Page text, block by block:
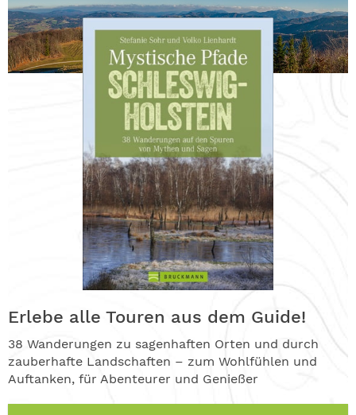
Erlebe alle Touren aus dem Guide!
38 Wanderungen zu sagenhaften Orten und durch
zauberhafte Landschaften – zum Wohlfühlen und
Auftanken, für Abenteurer und Genießer